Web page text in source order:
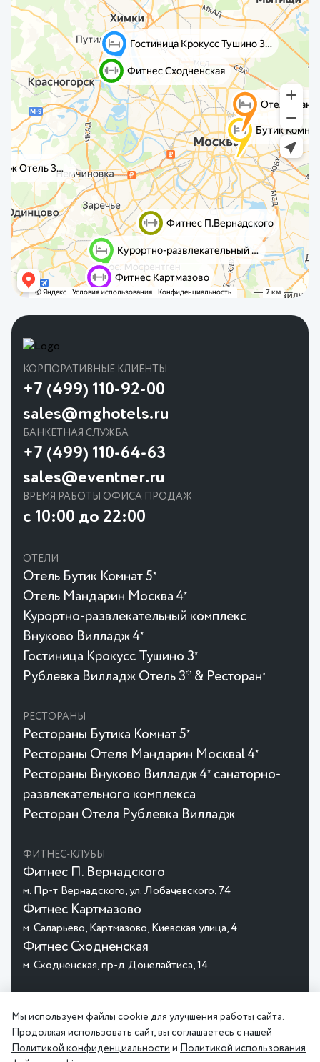
КОРПОРАТИВНЫЕ КЛИЕНТЫ
+7 (499) 110-92-00
sales@mghotels.ru
БАНКЕТНАЯ СЛУЖБА
+7 (499) 110-64-63
sales@eventner.ru
ВРЕМЯ РАБОТЫ ОФИСА ПРОДАЖ
с 10:00 до 22:00
ОТЕЛИ
Отель Бутик Комнат 5★
Отель Мандарин Москва 4★
Курортно-развлекательный комплекс
Внуково Вилладж 4★
Гостиница Крокусc Тушино 3★
Рублевка Вилладж Отель 3* & Ресторан★
РЕСТОРАНЫ
Рестораны Бутика Комнат 5★
Рестораны Отеля Мандарин Москваl 4★
Рестораны Внуково Вилладж 4★
санаторно-
развлекательного комплекса
Ресторан Отеля Рублевка Вилладж
ФИТНЕС-КЛУБЫ
Фитнес П. Вернадского
м. Пр-т Вернадского, ул. Лобачевского, 74
Фитнес Картмазово
м. Саларьево, Картмазово, Киевская улица, 4
Фитнес Сходненская
м. Сходненская, пр-д Донелайтиса, 14
Политика
Пользовательское
Мы используем файлы cookie для улучшения работы сайта.
Продолжая использовать сайт, вы соглашаетесь с нашей
Политикой конфиденциальности и Политикой использования